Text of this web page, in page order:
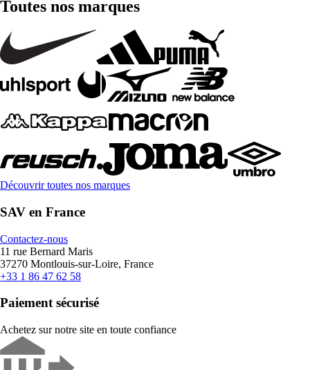
Toutes nos marques
Découvrir toutes nos marques
SAV en France
Contactez-nous
11 rue Bernard Maris
37270 Montlouis-sur-Loire, France
+33 1 86 47 62 58
Paiement sécurisé
Achetez sur notre site en toute confiance